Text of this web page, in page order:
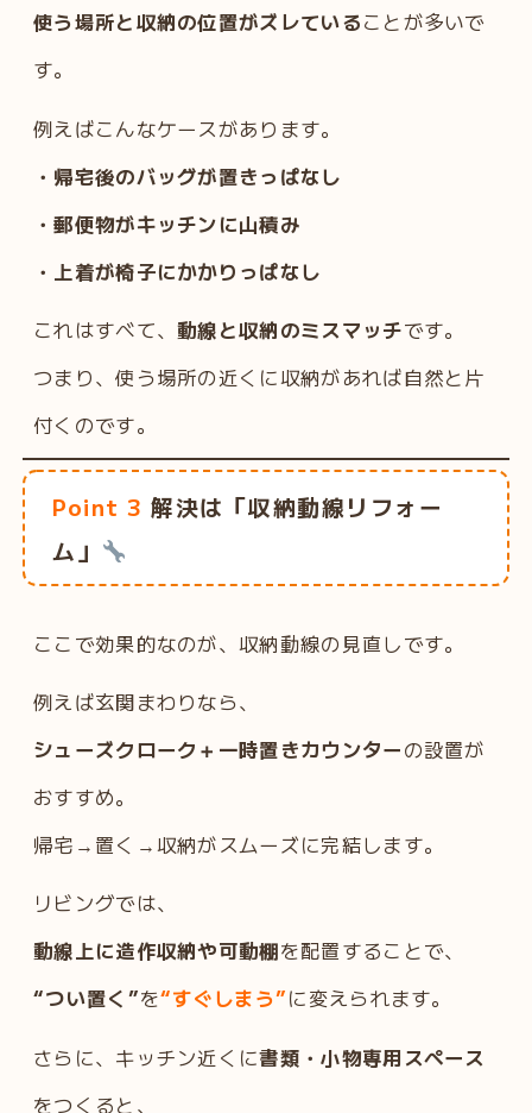
使う場所と収納の位置がズレていることが多いで
す。
例えばこんなケースがあります。
・帰宅後のバッグが置きっぱなし
・郵便物がキッチンに山積み
・上着が椅子にかかりっぱなし
これはすべて、動線と収納のミスマッチです。
つまり、使う場所の近くに収納があれば自然と片
付くのです。
Point 3 解決は「収納動線リフォー
ム」
ここで効果的なのが、収納動線の見直しです。
例えば玄関まわりなら、
シューズクローク＋一時置きカウンターの設置が
おすすめ。
帰宅→置く→収納がスムーズに完結します。
リビングでは、
動線上に造作収納や可動棚を配置することで、
“つい置く”を“すぐしまう”に変えられます。
さらに、キッチン近くに書類・小物専用スペース
をつくると、